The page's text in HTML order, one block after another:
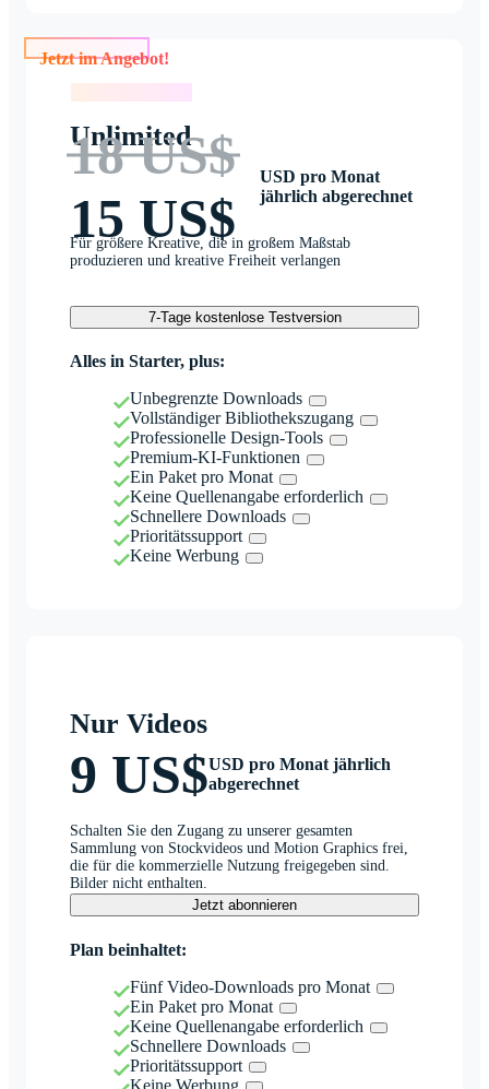
Jetzt im Angebot!
Unlimited
18 US$
15 US$
USD pro Monat
jährlich abgerechnet
Für größere Kreative, die in großem Maßstab
produzieren und kreative Freiheit verlangen
7-Tage kostenlose Testversion
Alles in Starter, plus:
Unbegrenzte Downloads
Vollständiger Bibliothekszugang
Professionelle Design-Tools
Premium-KI-Funktionen
Ein Paket pro Monat
Keine Quellenangabe erforderlich
Schnellere Downloads
Prioritätssupport
Keine Werbung
Nur Videos
9 US$USD pro Monat jährlich
abgerechnet
Schalten Sie den Zugang zu unserer gesamten
Sammlung von Stockvideos und Motion Graphics frei,
die für die kommerzielle Nutzung freigegeben sind.
Bilder nicht enthalten.
Jetzt abonnieren
Plan beinhaltet:
Fünf Video-Downloads pro Monat
Ein Paket pro Monat
Keine Quellenangabe erforderlich
Schnellere Downloads
Prioritätssupport
Keine Werbung